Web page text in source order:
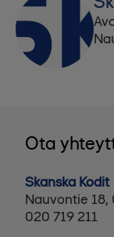
Ota
Skanska Kodit
Nauvontie 18,
020 719 211